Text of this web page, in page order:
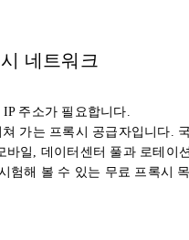
네트워크
주소가 필요합니다.
가는 프록시 공급자입니다.
바일, 데이터센터 풀과 로테이
험해 볼 수 있는 무료 프록시